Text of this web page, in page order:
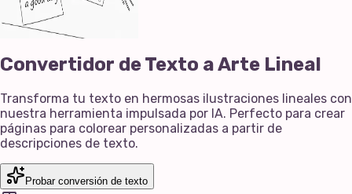
Convertidor de Texto a Arte Lineal
Transforma tu texto en hermosas ilustraciones lineales con
nuestra herramienta impulsada por IA. Perfecto para crear
páginas para colorear personalizadas a partir de
descripciones de texto.
Probar conversión de texto